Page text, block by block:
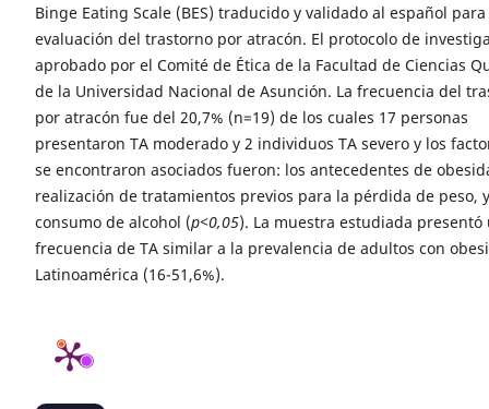
Binge Eating Scale (BES) traducido y validado al español
evaluación del trastorno por atracón. El protocolo de
aprobado por el Comité de Ética de la Facultad de Ciencias
de la Universidad Nacional de Asunción. La frecuencia del
por atracón fue del 20,7% (n=19) de los cuales 17 personas
presentaron TA moderado y 2 individuos TA severo y los
se encontraron asociados fueron: los antecedentes de
realización de tratamientos previos para la pérdida de peso,
consumo de alcohol (p<0,05). La muestra estudiada presentó
frecuencia de TA similar a la prevalencia de adultos con
Latinoamérica (16-51,6%).